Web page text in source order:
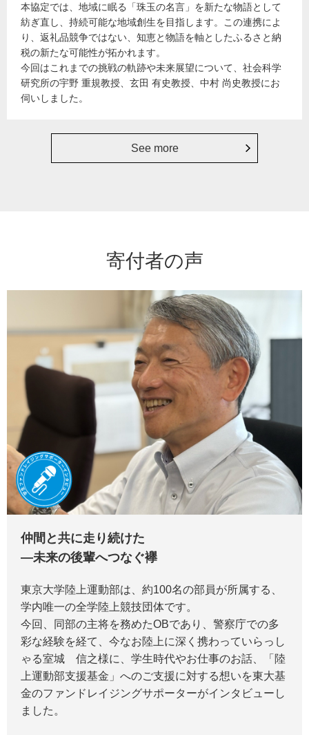
本協定では、地域に眠る「珠玉の名言」を新たな物語として
紡ぎ直し、持続可能な地域創生を目指します。この連携によ
り、返礼品競争ではない、知恵と物語を軸としたふるさと納
税の新たな可能性が拓かれます。
今回はこれまでの挑戦の軌跡や未来展望について、社会科学
研究所の宇野 重規教授、玄田 有史教授、中村 尚史教授にお
伺いしました。
See more
寄付者の声
仲間と共に走り続けた
―未来の後輩へつなぐ襷
東京大学陸上運動部は、約100名の部員が所属する、
学内唯一の全学陸上競技団体です。
今回、同部の主将を務めたOBであり、警察庁での多
彩な経験を経て、今なお陸上に深く携わっていらっし
ゃる室城 信之様に、学生時代やお仕事のお話、「陸
上運動部支援基金」へのご支援に対する想いを東大基
金のファンドレイジングサポーターがインタビューし
ました。